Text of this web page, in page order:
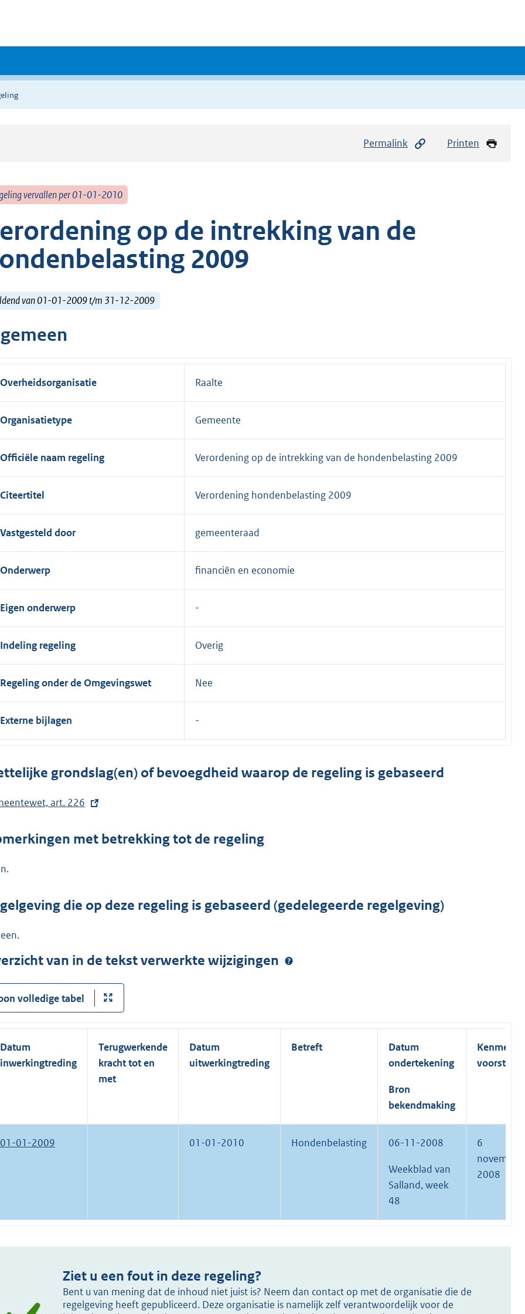
Permalink Printen
vervallen per 01-01-2010
op de intrekking van de
2009
van 01-01-2009 t/m 31-12-2009
Overheidsorganisatie Raalte
Organisatietype Gemeente
Officiële naam regeling Verordening op de intrekking van de hondenbelasting 2009
Citeertitel Verordening hondenbelasting 2009
Vastgesteld door gemeenteraad
Onderwerp financiën en economie
Eigen onderwerp
Indeling regeling Overig
Regeling onder de Omgevingswet Nee
Externe bijlagen
grondslag(en) of bevoegdheid waarop de regeling is gebaseerd
art. 226
met betrekking tot de regeling
die op deze regeling is gebaseerd (gedelegeerde regelgeving)
van in de tekst verwerkte wijzigingen
volledige tabel
Datum
inwerkingtreding
Terugwerkende
kracht tot en
met
Datum
uitwerkingtreding
Betreft
Datum
ondertekening
Bron
bekendmaking
Kenmerk
voorstel
01-01-2009 01-01-2010 Hondenbelasting 06-11-2008
Weekblad van
Salland, week
48
6
november
2008
Ziet u een fout in deze regeling?
Bent u van mening dat de inhoud niet juist is? Neem dan contact op met de organisatie die de
regelgeving heeft gepubliceerd. Deze organisatie is namelijk zelf verantwoordelijk voor de